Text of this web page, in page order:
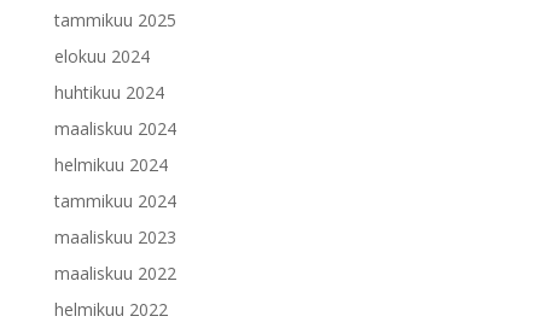
tammikuu 2025
elokuu 2024
huhtikuu 2024
maaliskuu 2024
helmikuu 2024
tammikuu 2024
maaliskuu 2023
maaliskuu 2022
helmikuu 2022